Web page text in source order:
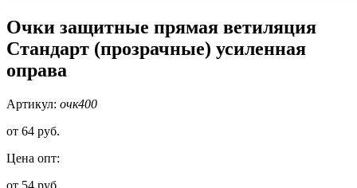
Очки защитные прямая ветиляция
Стандарт (прозрачные) усиленная
оправа
Артикул: очк400
от 64 руб.
Цена опт:
от 54 руб.